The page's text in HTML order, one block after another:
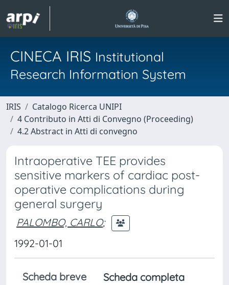
CINECA IRIS Institutional
Research Information System
IRIS
Catalogo Ricerca UNIPI
4 Contributo in Atti di Convegno (Proceeding)
4.2 Abstract in Atti di convegno
Intraoperative TEE provides
sensitive markers of cardiac post-
operative complications during
general surgery
PALOMBO, CARLO;
1992-01-01
Scheda breve
Scheda completa